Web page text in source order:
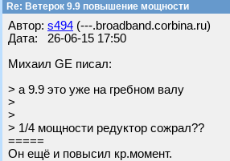
Re: Ветерок 9.9 повышение мощности
Автор: s494 (---.broadband.corbina.ru)
Дата: 26-06-15 17:50
Михаил GE писал:
> а 9.9 это уже на гребном валу
>
>
> 1/4 мощности редуктор сожрал??
=====
Он ещё и повысил кр.момент.